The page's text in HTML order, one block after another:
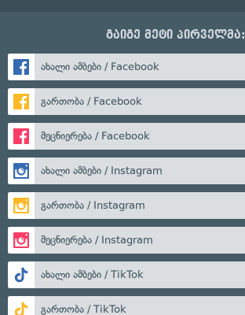
გაიგე მეტი პირველმა:
ახალი ამბები / Facebook
გართობა / Facebook
მეცნიერება / Facebook
ახალი ამბები / Instagram
გართობა / Instagram
მეცნიერება / Instagram
ახალი ამბები / TikTok
გართობა / TikTok